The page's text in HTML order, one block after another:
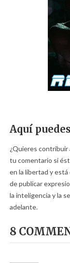
Aquí
¿Quieres contribuir
tu comentario si
en la libertad y
de publicar
la inteligencia y la
adelante.
8